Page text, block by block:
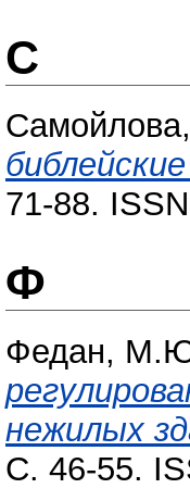
С
71-88.
Ф
Федан,
нежилых
С. 46-55.